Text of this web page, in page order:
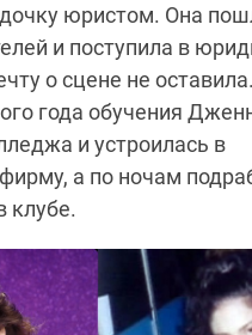
юристом. Она
и поступила в
о сцене не
года обучения
и устроилась в
а по ночам
клубе.